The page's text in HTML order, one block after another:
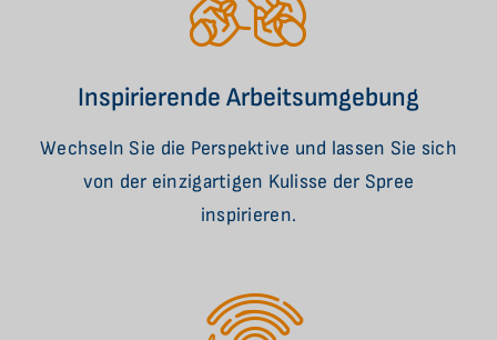
Inspirierende Arbeitsumgebung
Wechseln Sie die Perspektive und lassen Sie sich
von der einzigartigen Kulisse der Spree
inspirieren.